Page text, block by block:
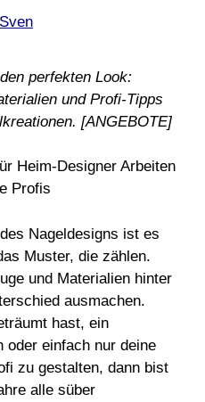
Sven
perfekten Look:
und Profi-Tipps
[ANGEBOTE]
Nageldesigns ist es
Muster, die zählen.
und Materialien hinter
ausmachen.
hast, ein
oder einfach nur deine
zu gestalten, dann bist
alle süber